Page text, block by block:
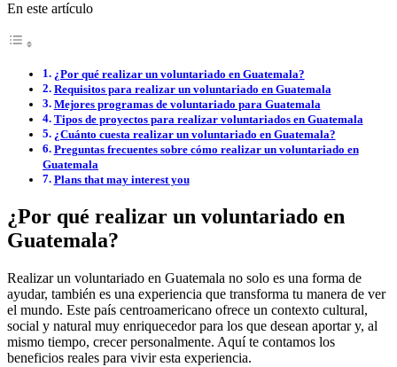
En este artículo
¿Por qué realizar un voluntariado en Guatemala?
Requisitos para realizar un voluntariado en Guatemala
Mejores programas de voluntariado para Guatemala
Tipos de proyectos para realizar voluntariados en Guatemala
¿Cuánto cuesta realizar un voluntariado en Guatemala?
Preguntas frecuentes sobre cómo realizar un voluntariado en
Guatemala
Plans that may interest you
¿Por qué realizar un voluntariado en
Guatemala?
Realizar un voluntariado en Guatemala no solo es una forma de
ayudar, también es una experiencia que transforma tu manera de ver
el mundo. Este país centroamericano ofrece un contexto cultural,
social y natural muy enriquecedor para los que desean aportar y, al
mismo tiempo, crecer personalmente. Aquí te contamos los
beneficios reales para vivir esta experiencia.